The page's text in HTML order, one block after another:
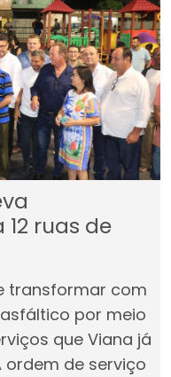
ruas de
transformar com
por meio
que Viana já
ordem de serviço